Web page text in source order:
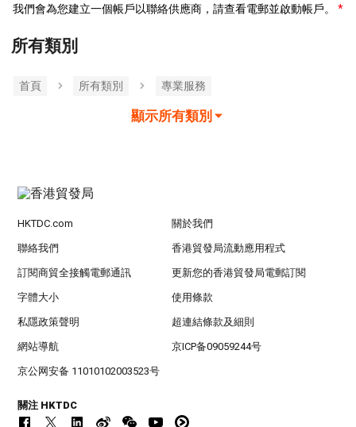
我們會為您建立一個帳戶以聯絡供應商，請查看電郵並啟動帳戶。
所有類別
首頁 所有類別 專業服務
顯示所有類別
HKTDC.com 關於我們
聯絡我們 香港貿發局流動應用程式
訂閱商貿全接觸電郵通訊 更新您的香港貿發局電郵訂閱
字體大小 使用條款
私隱政策聲明 超連結條款及細則
網站導航 京ICP备09059244号
京公网安备 11010102003523号
關注 HKTDC